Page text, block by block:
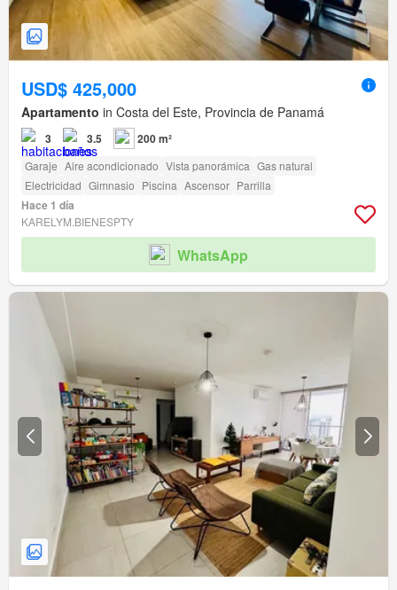
USD$ 425,000
Apartamento in Costa del Este, Provincia de Panamá
3 3.5 200 m²
Garaje Aire acondicionado Vista panorámica Gas natural
Electricidad Gimnasio Piscina Ascensor Parrilla
Hace 1 día
KARELYM.BIENESPTY
WhatsApp